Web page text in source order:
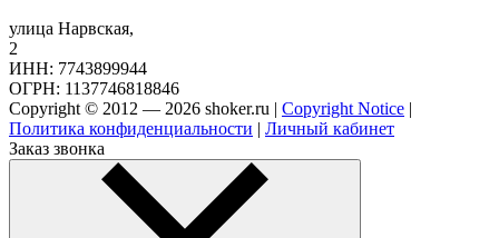
улица Нарвская,
2
ИНН: 7743899944
ОГРН: 1137746818846
Copyright © 2012 — 2026 shoker.ru | Copyright Notice |
Политика конфиденциальности | Личный кабинет
Заказ звонка